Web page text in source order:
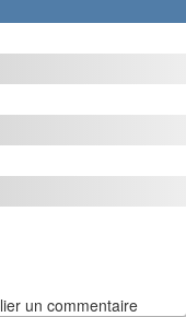
un commentaire